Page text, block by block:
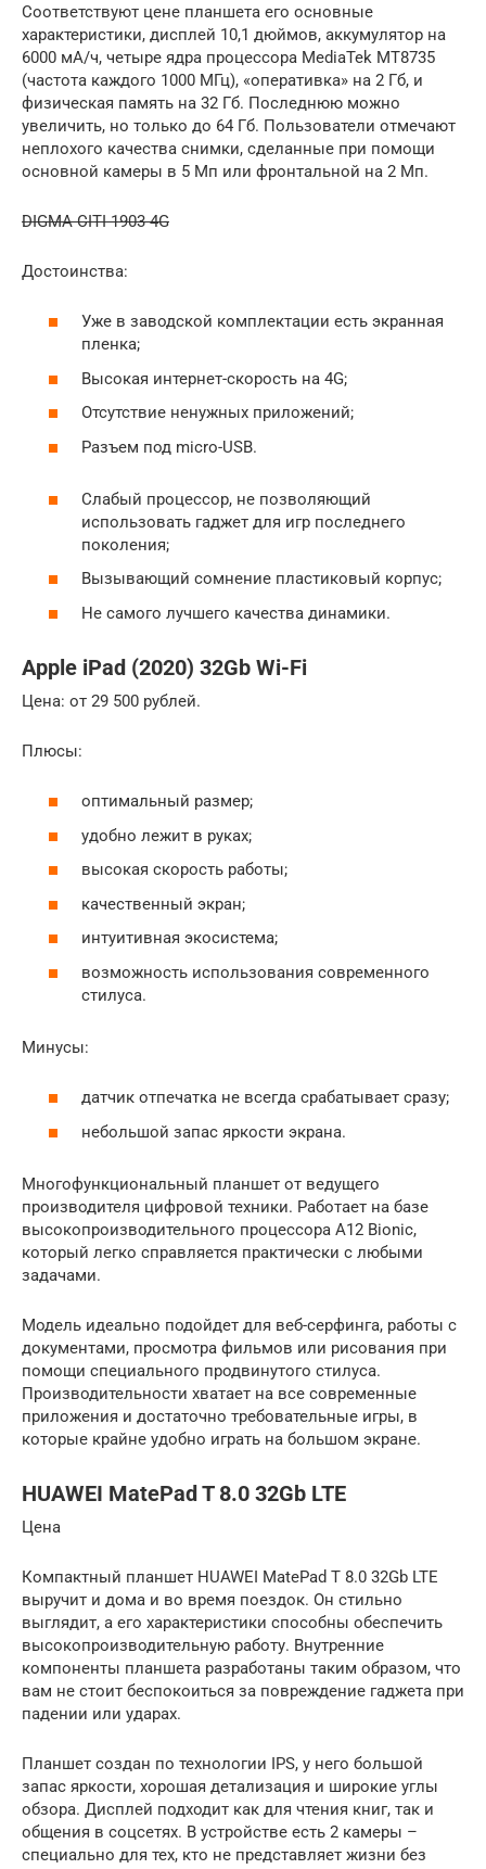
Соответствуют цене планшета его основные
характеристики, дисплей 10,1 дюймов, аккумулятор на
6000 мА/ч, четыре ядра процессора MediaTek MT8735
(частота каждого 1000 МГц), «оперативка» на 2 Гб, и
физическая память на 32 Гб. Последнюю можно
увеличить, но только до 64 Гб. Пользователи отмечают
неплохого качества снимки, сделанные при помощи
основной камеры в 5 Мп или фронтальной на 2 Мп.
DIGMA CITI 1903 4G
Достоинства:
Уже в заводской комплектации есть экранная
пленка;
Высокая интернет-скорость на 4G;
Отсутствие ненужных приложений;
Разъем под micro-USB.
Слабый процессор, не позволяющий
использовать гаджет для игр последнего
поколения;
Вызывающий сомнение пластиковый корпус;
Не самого лучшего качества динамики.
Apple iPad (2020) 32Gb Wi-Fi
Цена: от 29 500 рублей.
Плюсы:
оптимальный размер;
удобно лежит в руках;
высокая скорость работы;
качественный экран;
интуитивная экосистема;
возможность использования современного
стилуса.
Минусы:
датчик отпечатка не всегда срабатывает сразу;
небольшой запас яркости экрана.
Многофункциональный планшет от ведущего
производителя цифровой техники. Работает на базе
высокопроизводительного процессора A12 Bionic,
который легко справляется практически с любыми
задачами.
Модель идеально подойдет для веб-серфинга, работы с
документами, просмотра фильмов или рисования при
помощи специального продвинутого стилуса.
Производительности хватает на все современные
приложения и достаточно требовательные игры, в
которые крайне удобно играть на большом экране.
HUAWEI MatePad T 8.0 32Gb LTE
Цена
Компактный планшет HUAWEI MatePad T 8.0 32Gb LTE
выручит и дома и во время поездок. Он стильно
выглядит, а его характеристики способны обеспечить
высокопроизводительную работу. Внутренние
компоненты планшета разработаны таким образом, что
вам не стоит беспокоиться за повреждение гаджета при
падении или ударах.
Планшет создан по технологии IPS, у него большой
запас яркости, хорошая детализация и широкие углы
обзора. Дисплей подходит как для чтения книг, так и
общения в соцсетях. В устройстве есть 2 камеры –
специально для тех, кто не представляет жизни без